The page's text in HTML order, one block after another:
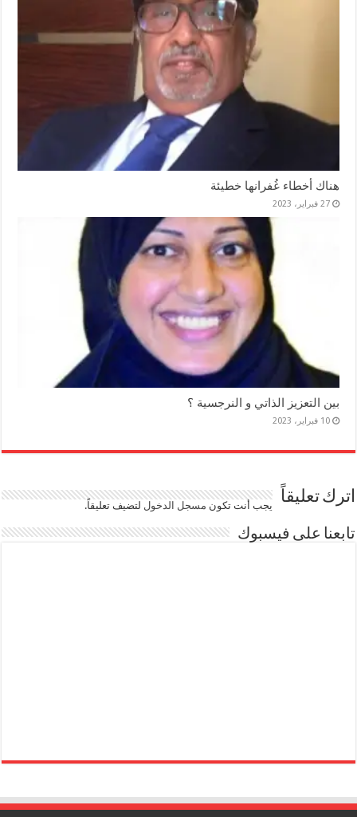
هناك أخطاء غُفرانها خطيئة
27 فبراير، 2023
بين التعزيز الذاتي و النرجسية ؟
10 فبراير، 2023
اترك تعليقاً يجب أنت تكون مسجل الدخوللتضيف تعليقاً.
تابعنا على فيسبوك